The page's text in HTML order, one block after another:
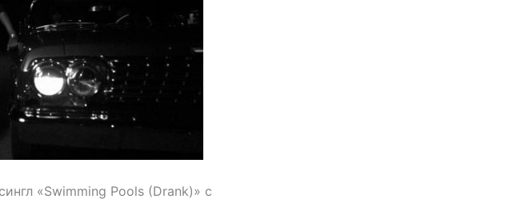
«Swimming Pools (Drank)» с